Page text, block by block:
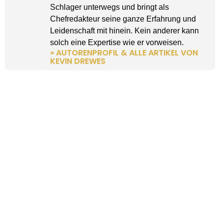
Schlager unterwegs und bringt als
Chefredakteur seine ganze Erfahrung und
Leidenschaft mit hinein. Kein anderer kann
solch eine Expertise wie er vorweisen.
» AUTORENPROFIL & ALLE ARTIKEL VON
KEVIN DREWES